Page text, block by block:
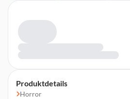
Produktdetails
Horror